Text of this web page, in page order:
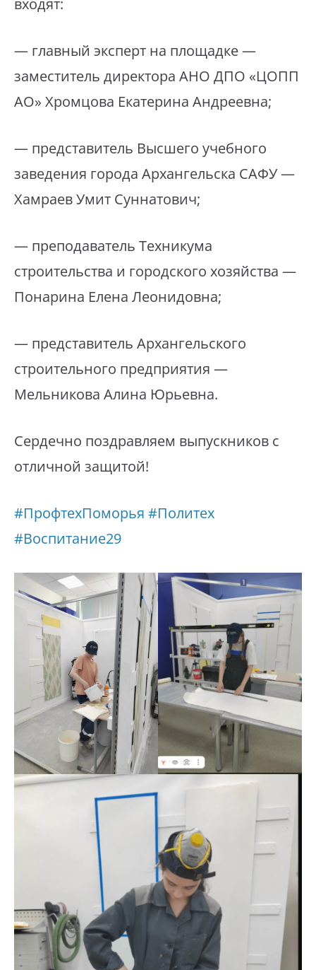
входят:
— главный эксперт на площадке —
заместитель директора АНО ДПО «ЦОПП
АО» Хромцова Екатерина Андреевна;
— представитель Высшего учебного
заведения города Архангельска САФУ —
Хамраев Умит Суннатович;
— преподаватель Техникума
строительства и городского хозяйства —
Понарина Елена Леонидовна;
— представитель Архангельского
строительного предприятия —
Мельникова Алина Юрьевна.
Сердечно поздравляем выпускников с
отличной защитой!
#ПрофтехПоморья #Политех
#Воспитание29